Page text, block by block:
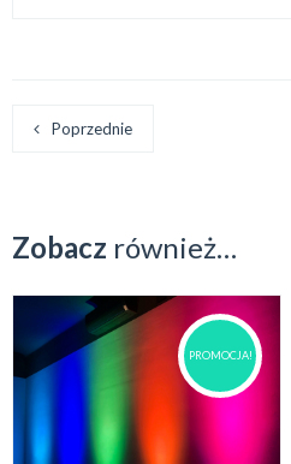
Poprzednie
Zobacz również…
PROMOCJA!